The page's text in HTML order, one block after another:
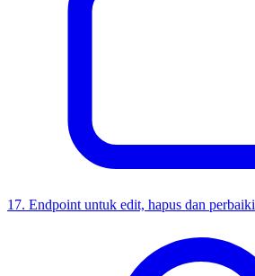
17. Endpoint untuk edit, hapus dan perbaiki